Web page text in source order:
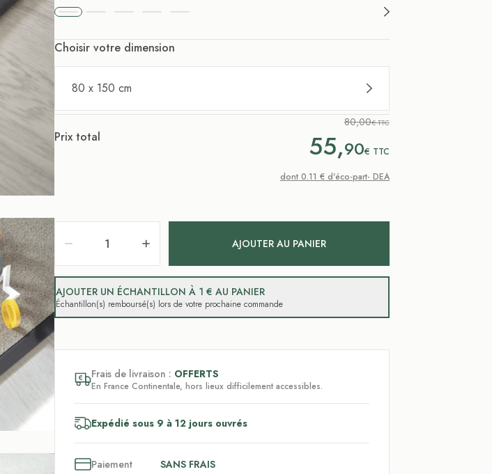
Choisir votre dimension
80 x 150 cm
Prix total
80,00€ TTC
55,90€ TTC
dont 0.11 € d'éco-part- DEA
AJOUTER AU PANIER
AJOUTER UN ÉCHANTILLON À 1 € AU PANIER
Échantillon(s) remboursé(s) lors de votre prochaine commande
Frais de livraison : OFFERTS
En France Continentale, hors lieux difficilement accessibles.
Expédié sous 9 à 12 jours ouvrés
Paiement SANS FRAIS